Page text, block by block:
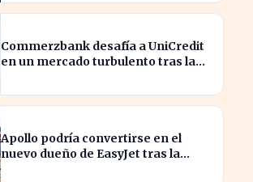
Commerzbank desafía a UniCredit
en un mercado turbulento tras la
Apollo podría convertirse en el
nuevo dueño de EasyJet tras la